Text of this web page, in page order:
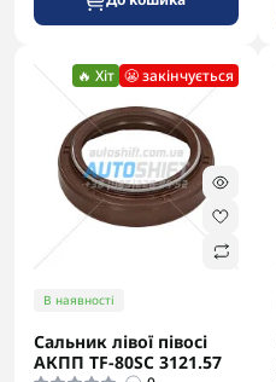
🔥 Хіт 😬 закінчується
В наявності
Сальник лівої півосі
АКПП TF-80SC 3121.57